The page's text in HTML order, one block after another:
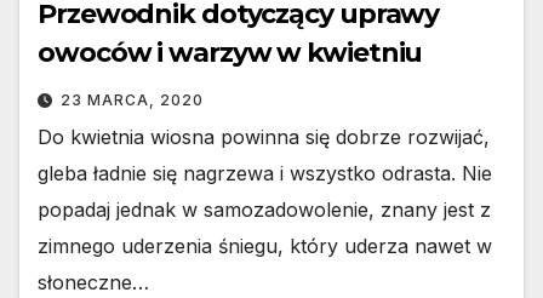
Przewodnik dotyczący uprawy
owoców i warzyw w kwietniu
23 MARCA, 2020
Do kwietnia wiosna powinna się dobrze rozwijać,
gleba ładnie się nagrzewa i wszystko odrasta. Nie
popadaj jednak w samozadowolenie, znany jest z
zimnego uderzenia śniegu, który uderza nawet w
słoneczne…